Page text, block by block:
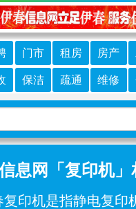
门市 租房 房产
保洁 疏通 维修
息网「复印机」
复印机是指静电复印